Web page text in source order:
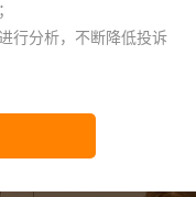
行分析，不断降低投诉